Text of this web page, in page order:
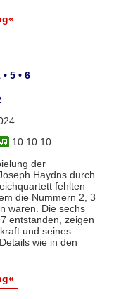
5 • 6
10 10 10
der
Haydns durch
fehlten
die Nummern 2, 3
waren. Die sechs
entstanden, zeigen
und seines
wie in den